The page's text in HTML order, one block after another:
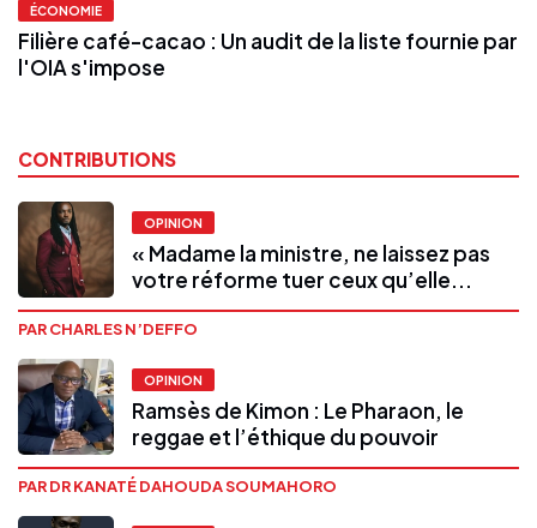
ÉCONOMIE
Filière café-cacao : Un audit de la liste fournie par
l'OIA s'impose
CONTRIBUTIONS
OPINION
« Madame la ministre, ne laissez pas
votre réforme tuer ceux qu’elle...
PAR CHARLES N’DEFFO
OPINION
Ramsès de Kimon : Le Pharaon, le
reggae et l’éthique du pouvoir
PAR DR KANATÉ DAHOUDA SOUMAHORO